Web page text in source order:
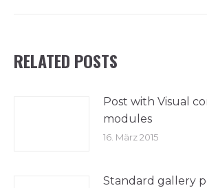
RELATED POSTS
Post with Visual
modules
16. März 2015
Standard gallery